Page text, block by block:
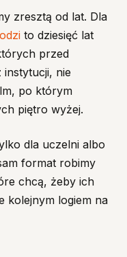
zresztą od lat. Dla
to dziesięć lat
przed
instytucji, nie
po którym
piętro wyżej.
dla uczelni albo
format robimy
chcą, żeby ich
kolejnym logiem na